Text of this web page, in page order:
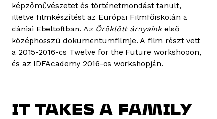
képzőművészetet és történetmondást tanult,
illetve filmkészítést az Európai Filmfőiskolán a
dániai Ebeltoftban. Az Öröklött árnyainkelső
középhosszú dokumentumfilmje. A film részt vett
a 2015-2016-os Twelve for the Future workshopon,
és az IDFAcademy 2016-os workshopján.
IT TAKES A FAMILY